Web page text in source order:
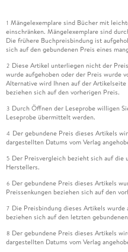
1 Mängelexemplare sind Bücher mit
einschränken. Mängelexemplare sind
Die frühere Buchpreisbindung ist
sich auf den gebundenen Preis eines
2 Diese Artikel unterliegen nicht der
wurde aufgehoben oder der Preis wurde
Alternative wird Ihnen auf der
beziehen sich auf den vorherigen Preis.
3 Durch Öffnen der Leseprobe willigen
Leseprobe übermittelt werden.
4 Der gebundene Preis dieses Artikels
dargestellten Datums vom Verlag
5 Der Preisvergleich bezieht sich auf die
Herstellers.
6 Der gebundene Preis dieses Artikels
Preissenkungen beziehen sich auf den
7 Die Preisbindung dieses Artikels wurde
beziehen sich auf den letzten
8 Der gebundene Preis dieses Artikels
dargestellten Datums vom Verlag